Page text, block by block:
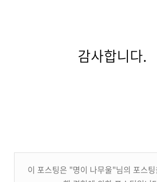
감사합니다.
이 포스팅은 "명이 나무울"님의 포스